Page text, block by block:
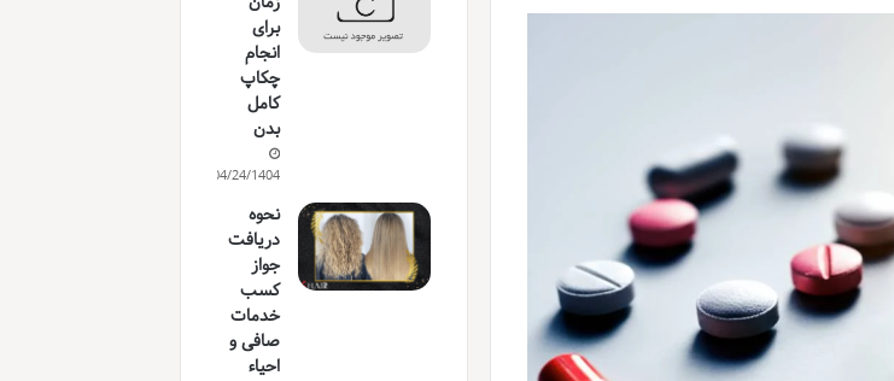
برای
انجام
چکاپ
کامل
بدن
04/24/1404
نحوه
دریافت
جواز
کسب
خدمات
صافی و
احیاء